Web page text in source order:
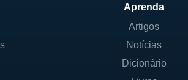
Aprenda
Artigos
Notícias
Dicionário